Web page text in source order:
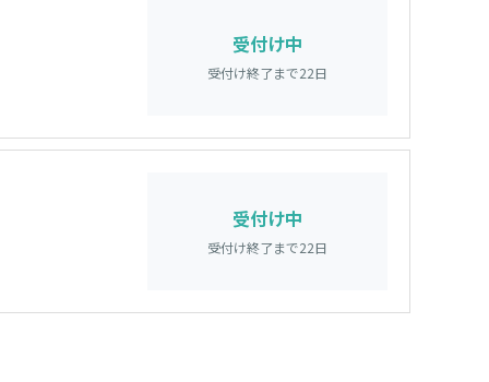
受付け中
受付け終了まで22日
受付け中
受付け終了まで22日